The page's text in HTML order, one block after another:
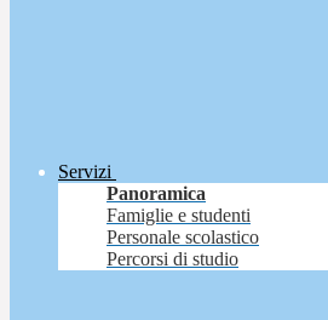
Servizi
Panoramica
Famiglie e studenti
Personale scolastico
Percorsi di studio